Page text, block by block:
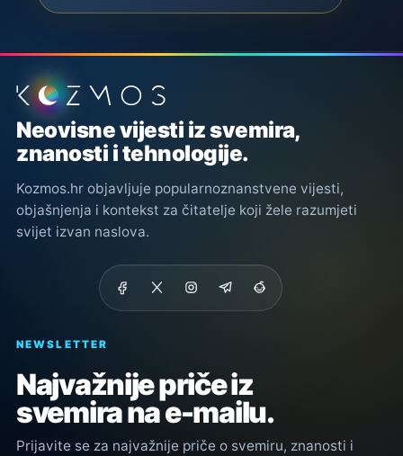
Podnožje stranice
Neovisne vijesti iz svemira,
znanosti i tehnologije.
Kozmos.hr objavljuje popularnoznanstvene vijesti,
objašnjenja i kontekst za čitatelje koji žele razumjeti
svijet izvan naslova.
NEWSLETTER
Najvažnije priče iz
svemira na e-mailu.
Prijavite se za najvažnije priče o svemiru, znanosti i